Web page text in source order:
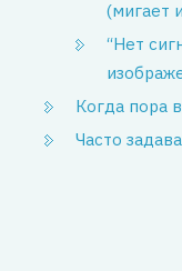
(мигает
“Нет
Когда пора
Часто